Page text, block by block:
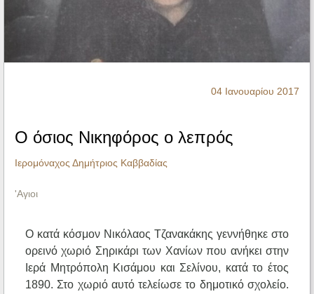
04 Ιανουαρίου 2017
Ο όσιος Νικηφόρος ο λεπρός
Ιερομόναχος Δημήτριος Καββαδίας
'Αγιοι
Ο κατά κόσμον Νικόλαος Τζανακάκης γεννήθηκε στο
ορεινό χωριό Σηρικάρι των Χανίων που ανήκει στην
Ιερά Μητρόπολη Κισάμου και Σελίνου, κατά το έτος
1890. Στο χωριό αυτό τελείωσε το δημοτικό σχολείο.